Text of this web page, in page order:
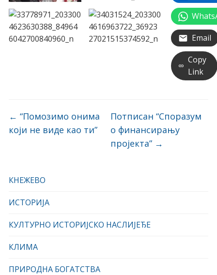
КНЕЖЕВО
ИСТОРИЈА
КУЛТУРНО ИСТОРИЈСКО НАСЛИЈЕЂЕ
КЛИМА
ПРИРОДНА БОГАТСТВА
Email
Copy
Link
← “Помозимо онима
који не виде као ти”
Потписан “Споразум
о финансирању
пројекта” →